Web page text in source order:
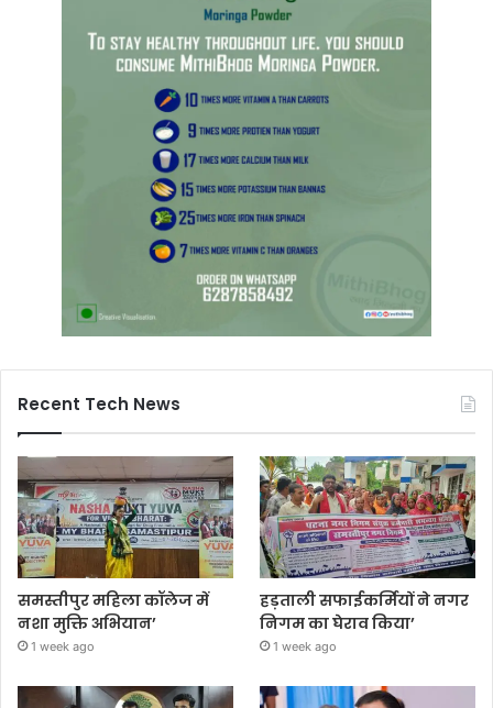
Recent Tech News
समस्तीपुर महिला कॉलेज में
नशा मुक्ति अभियान’
1 week ago
हड़ताली सफाईकर्मियों ने नगर
निगम का घेराव किया’
1 week ago